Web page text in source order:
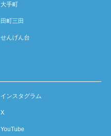
大手町
田町三田
せんげん台
インスタグラム
X
YouTube